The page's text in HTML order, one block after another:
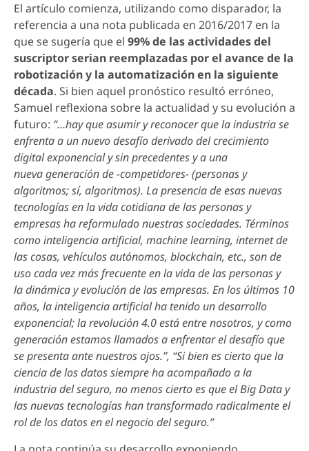
El artículo comienza, utilizando como disparador, la
referencia a una nota publicada en 2016/2017 en la
que se sugería que el 99% de las actividades del
suscriptor serian reemplazadas por el avance de la
robotización y la automatización en la siguiente
década. Si bien aquel pronóstico resultó erróneo,
Samuel reflexiona sobre la actualidad y su evolución a
futuro: “…hay que asumir y reconocer que la industria se
enfrenta a un nuevo desafío derivado del crecimiento
digital exponencial y sin precedentes y a una
nueva generación de -competidores- (personas y
algoritmos; sí, algoritmos). La presencia de esas nuevas
tecnologías en la vida cotidiana de las personas y
empresas ha reformulado nuestras sociedades. Términos
como inteligencia artificial, machine learning, internet de
las cosas, vehículos autónomos, blockchain, etc., son de
uso cada vez más frecuente en la vida de las personas y
la dinámica y evolución de las empresas. En los últimos 10
años, la inteligencia artificial ha tenido un desarrollo
exponencial; la revolución 4.0 está entre nosotros, y como
generación estamos llamados a enfrentar el desafío que
se presenta ante nuestros ojos.”, “Si bien es cierto que la
ciencia de los datos siempre ha acompañado a la
industria del seguro, no menos cierto es que el Big Data y
las nuevas tecnologías han transformado radicalmente el
rol de los datos en el negocio del seguro.”